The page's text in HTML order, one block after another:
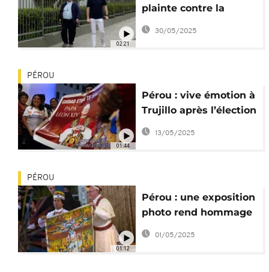
02:21
plainte contre la
"Sodalité de Vie
Chrétienne"
30/05/2025
01:44
PÉROU
Pérou : vive émotion à
Trujillo après l’élection
du pape Léon XIV
13/05/2025
01:12
PÉROU
Pérou : une exposition
photo rend hommage
au pape François
01/05/2025